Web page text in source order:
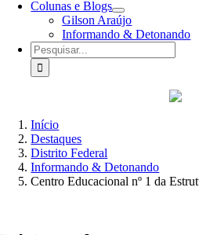
Colunas e Blogs
Gilson Araújo
Informando & Detonando
Buscar
resultados
para:
Início
Destaques
Distrito Federal
Informando & Detonando
Centro Educacional nº 1 da